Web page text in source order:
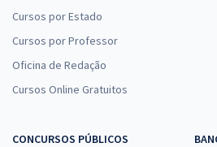
Cursos por Estado
Cursos por Professor
Oficina de Redação
Cursos Online Gratuitos
CONCURSOS PÚBLICOS